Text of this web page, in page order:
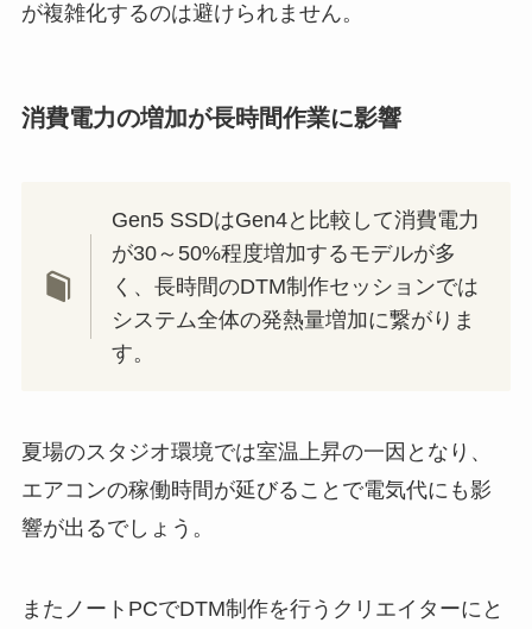
が複雑化するのは避けられません。
消費電力の増加が長時間作業に影響
Gen5 SSDはGen4と比較して消費電力
が30～50%程度増加するモデルが多
く、長時間のDTM制作セッションでは
システム全体の発熱量増加に繋がりま
す。
夏場のスタジオ環境では室温上昇の一因となり、
エアコンの稼働時間が延びることで電気代にも影
響が出るでしょう。
またノートPCでDTM制作を行うクリエイターにと